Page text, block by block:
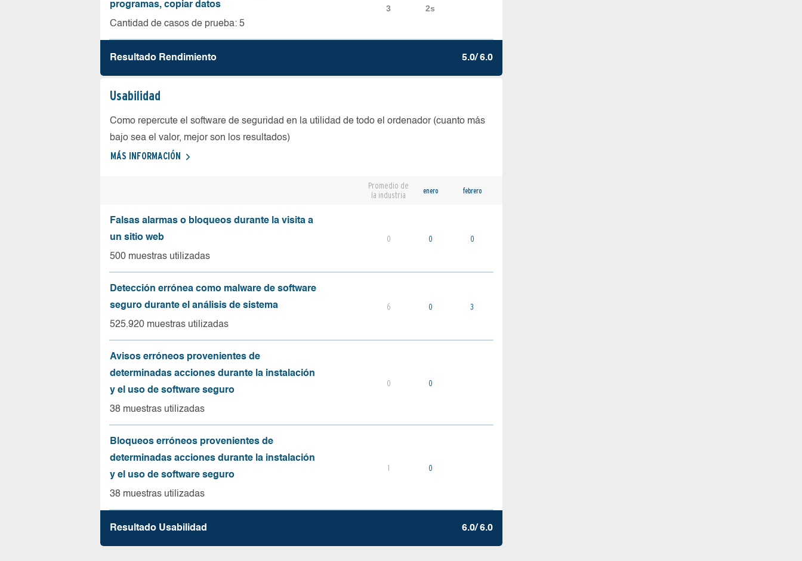
programas, copiar datos
Cantidad de casos de prueba: 5
Resultado Rendimiento 5.0/ 6.0
Usabilidad
Como repercute el software de seguridad en la utilidad de todo el ordenador (cuanto más
bajo sea el valor, mejor son los resultados)
MÁS INFORMACIÓN
Promedio de
la industria
enero febrero
Falsas alarmas o bloqueos durante la visita a
un sitio web
500 muestras utilizadas
0 0 0
Detección errónea como malware de software
seguro durante el análisis de sistema
525.920 muestras utilizadas
6 0 3
Avisos erróneos provenientes de
determinadas acciones durante la instalación
y el uso de software seguro
38 muestras utilizadas
0 0
Bloqueos erróneos provenientes de
determinadas acciones durante la instalación
y el uso de software seguro
38 muestras utilizadas
1 0
Resultado Usabilidad 6.0/ 6.0